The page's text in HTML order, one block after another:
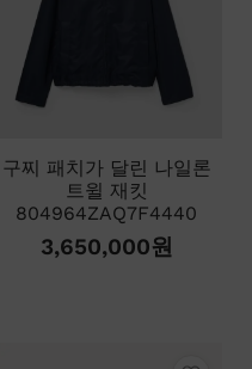
구찌 패치가 달린 나일론
트윌 재킷
804964ZAQ7F4440
3,650,000원